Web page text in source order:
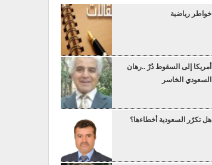
خواطر رياضية
أمريكا إلى السقوط دُرْ ..رهان
السعودي الخاسر
هل تكرّر السعودية أخطاءها؟